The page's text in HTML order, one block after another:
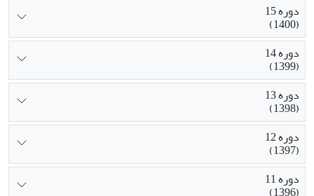
دوره 15
(1400)
دوره 14
(1399)
دوره 13
(1398)
دوره 12
(1397)
دوره 11